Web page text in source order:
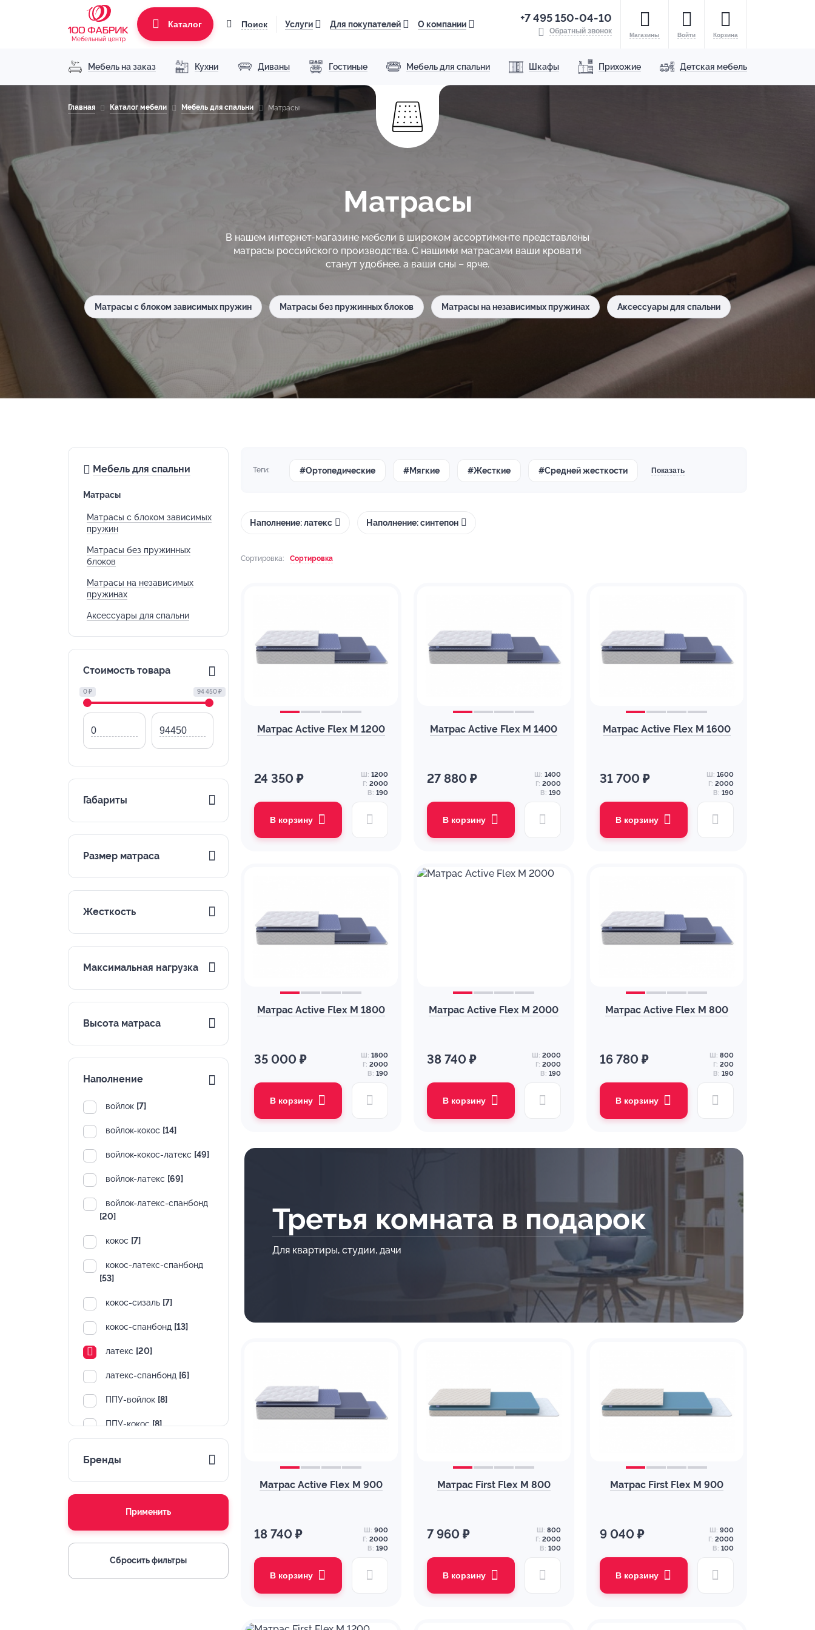
Мебельный центр
Каталог Поиск Услуги Для покупателей О компании +7 495 150-04-10
Обратный звонок Магазины Войти Корзина
Мебель на заказ Кухни Диваны Гостиные Мебель для спальни Шкафы Прихожие Детская мебель
Главная Каталог мебели Мебель для спальни Матрасы
Матрасы
В нашем интернет-магазине мебели в широком ассортименте представлены
матрасы российского производства. С нашими матрасами ваши кровати
станут удобнее, а ваши сны – ярче.
Матрасы с блоком зависимых пружин Матрасы без пружинных блоков Матрасы на независимых пружинах Аксессуары для спальни
Мебель для спальни
Матрасы
Матрасы с блоком зависимых
пружин
Матрасы без пружинных
блоков
Матрасы на независимых
пружинах
Аксессуары для спальни
Стоимость товара
0 ₽ 94 450 ₽
Габариты
Размер матраса
Жесткость
Максимальная нагрузка
Высота матраса
Наполнение
войлок [7]
войлок-кокос [14]
войлок-кокос-латекс [49]
войлок-латекс [69]
войлок-латекс-спанбонд
[20]
кокос [7]
кокос-латекс-спанбонд
[53]
кокос-сизаль [7]
кокос-спанбонд [13]
латекс [20]
латекс-спанбонд [6]
ППУ-войлок [8]
ППУ-кокос[8]
Бренды
Применить
Сбросить фильтры
Теги: #Ортопедические #Мягкие #Жесткие #Средней жесткости Показать
Наполнение: латекс Наполнение: синтепон
Сортировка: Сортировка
Матрас Active Flex M 1200
24 350 ₽ Ш: 1200
Г: 2000
В: 190
В корзину
Матрас Active Flex M 1400
27 880 ₽ Ш: 1400
Г: 2000
В: 190
В корзину
Матрас Active Flex M 1600
31 700 ₽ Ш: 1600
Г: 2000
В: 190
В корзину
Матрас Active Flex M 1800
35 000 ₽ Ш: 1800
Г: 2000
В: 190
В корзину
Матрас Active Flex M 2000
38 740 ₽ Ш: 2000
Г: 2000
В: 190
В корзину
Матрас Active Flex M 800
16 780 ₽ Ш: 800
Г: 200
В: 190
В корзину
Третья комната в подарок
Для квартиры, студии, дачи
Матрас Active Flex M 900
18 740 ₽ Ш: 900
Г: 2000
В: 190
В корзину
Матрас First Flex M 800
7 960 ₽ Ш: 800
Г: 2000
В: 100
В корзину
Матрас First Flex M 900
9 040 ₽ Ш: 900
Г: 2000
В: 100
В корзину